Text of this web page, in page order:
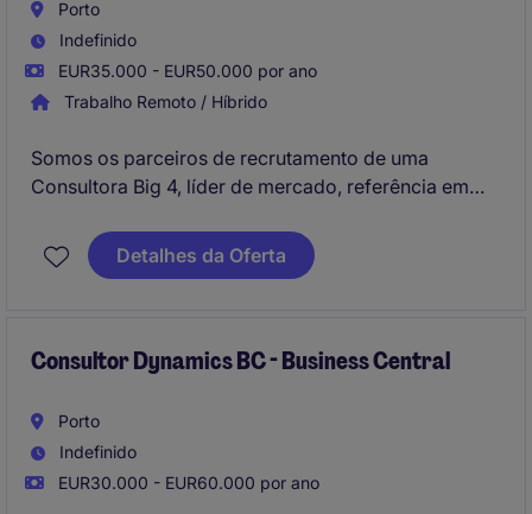
Porto
Indefinido
EUR35.000 - EUR50.000 por ano
Trabalho Remoto / Híbrido
Somos os parceiros de recrutamento de uma
Consultora Big 4, líder de mercado, referência em
Estamos em processo de identificação de DevOps &
Cloud Developers para integrar projectos no Porto,
Detalhes da Oferta
Consultor Dynamics BC - Business Central
Porto
Indefinido
EUR30.000 - EUR60.000 por ano